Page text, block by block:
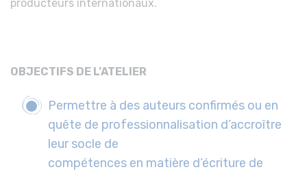
producteurs internationaux.
OBJECTIFS DE L’ATELIER
Permettre à des auteurs confirmés ou en
quête de professionnalisation d’accroître
leur socle de
compétences en matière d’écriture de